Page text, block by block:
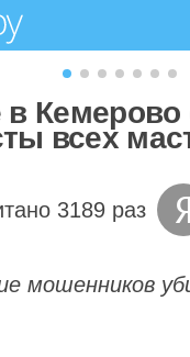
в Кемерово
всех
3189 раз
мошенников